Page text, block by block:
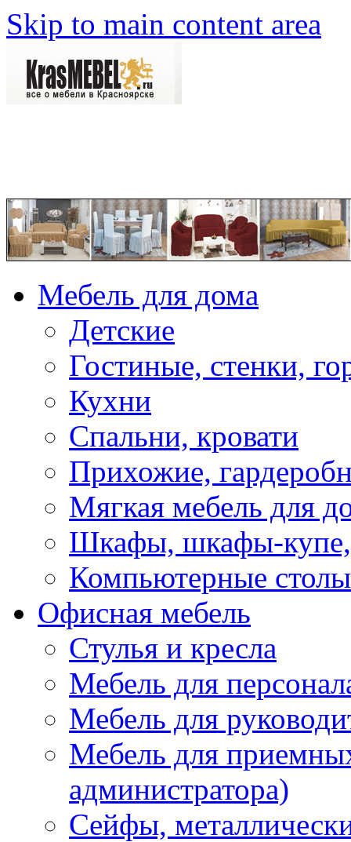
Skip to main content area
Мебель для дома
Детские
Гостиные, стенки,
Кухни
Спальни, кровати
Прихожие,
Мягкая мебель для
Шкафы, шкафы-купе,
Компьютерные столы
Офисная мебель
Стулья и кресла
Мебель для
Мебель для
Мебель для
администратора)
Сейфы,